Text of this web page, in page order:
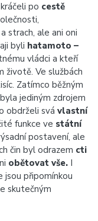
po cestě
strach, ale ani oni
byli hatamoto –
vládci a kteří
životě. Ve službách
Zatímco běžným
jediným zdrojem
obdrželi svá vlastní
funkce ve státní
postavení, ale
čin byl odrazem cti
obětovat vše. I
připomínkou
skutečným